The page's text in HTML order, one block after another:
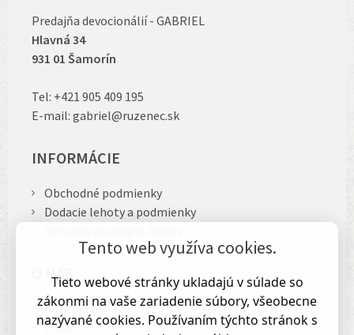
Predajňa devocionálií - GABRIEL
Hlavná 34
931 01 Šamorín
Tel: +421 905 409 195
E-mail: gabriel@ruzenec.sk
INFORMÁCIE
Obchodné podmienky
Dodacie lehoty a podmienky
O NÁS
Kontakty
O nás
Tento web využíva cookies.
Tieto webové stránky ukladajú v súlade so
zákonmi na vaše zariadenie súbory, všeobecne
nazývané cookies. Používaním týchto stránok s